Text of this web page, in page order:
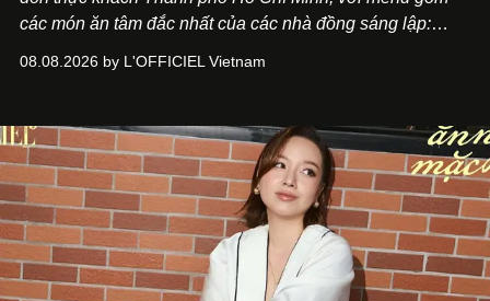
các món ăn tâm đắc nhất của các nhà đồng sáng lập:
món ăn đa dạng từ Á đến Âu nhanh chóng được yêu thích
mang đến niềm vui cho thực khách.
08.08.2026 by L'OFFICIEL Vietnam